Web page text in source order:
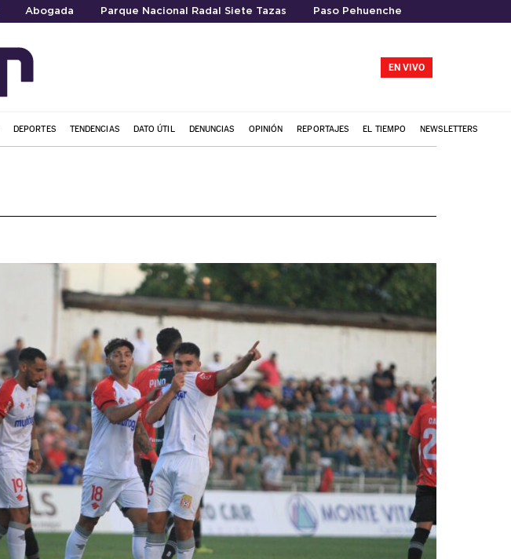
Abogada Parque Nacional Radal Siete Tazas Paso Pehuenche
EN VIVO
DEPORTES TENDENCIAS DATO ÚTIL DENUNCIAS OPINIÓN REPORTAJES EL TIEMPO NEWSLETTERS